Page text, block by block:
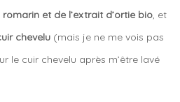
et de l’extrait d’ortie bio, et
chevelu (mais je ne me vois pas
le cuir chevelu après m’être lavé